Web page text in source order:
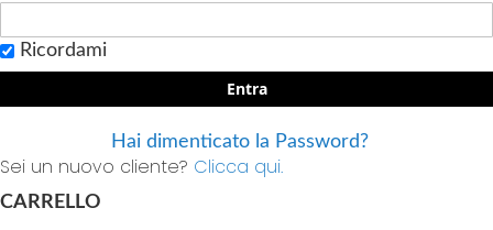
Ricordami
Entra
Hai dimenticato la Password?
Sei un nuovo cliente? Clicca qui.
CARRELLO